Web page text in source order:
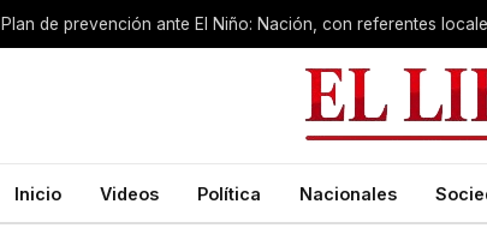
Plan de prevención ante El Niño: Nación, con referentes
Inicio Videos Política Nacionales